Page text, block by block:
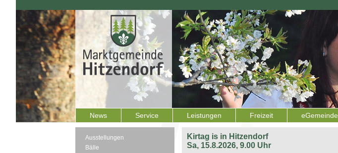
News Service Leistungen Freizeit eGemeinde
Ausstellungen
Bälle
Kirtag is in Hitzendorf
Sa, 15.8.2026, 9.00 Uhr